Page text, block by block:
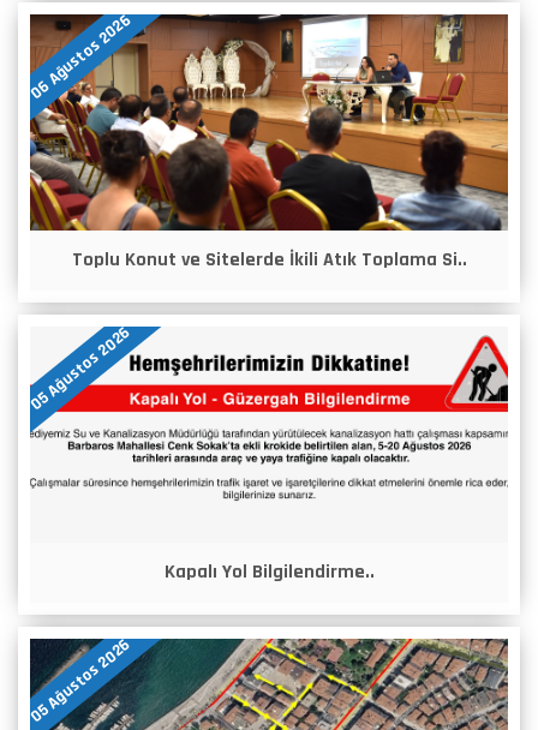
06 Ağustos 2026
Toplu Konut ve Sitelerde İkili Atık Toplama Si..
05 Ağustos 2026
Kapalı Yol Bilgilendirme..
05 Ağustos 2026